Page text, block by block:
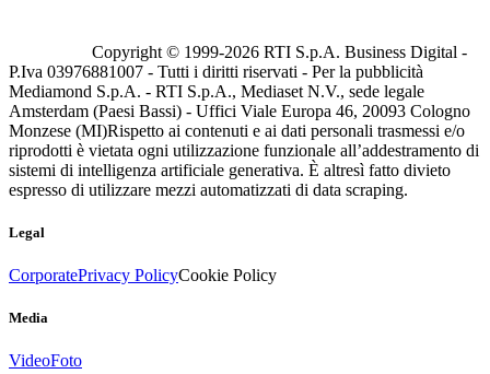
Copyright © 1999-2026 RTI S.p.A. Business Digital -
P.Iva 03976881007 - Tutti i diritti riservati - Per la pubblicità
Mediamond S.p.A. - RTI S.p.A., Mediaset N.V., sede legale
Amsterdam (Paesi Bassi) - Uffici Viale Europa 46, 20093 Cologno
Monzese (MI)Rispetto ai contenuti e ai dati personali trasmessi e/o
riprodotti è vietata ogni utilizzazione funzionale all’addestramento di
sistemi di intelligenza artificiale generativa. È altresì fatto divieto
espresso di utilizzare mezzi automatizzati di data scraping.
Legal
CorporatePrivacy PolicyCookie Policy
Media
VideoFoto